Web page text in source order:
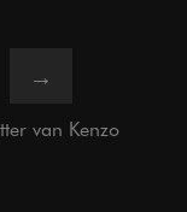
→
van Kenzo